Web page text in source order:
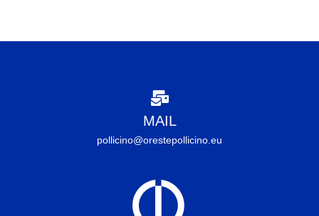
MAIL
pollicino@orestepollicino.eu